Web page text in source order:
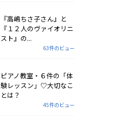
『高嶋ちさ子さん』と
『１２人のヴァイオリニ
スト』の...
63件のビュー
ピアノ教室・６件の「体
験レッスン」♡大切なこ
とは？
45件のビュー